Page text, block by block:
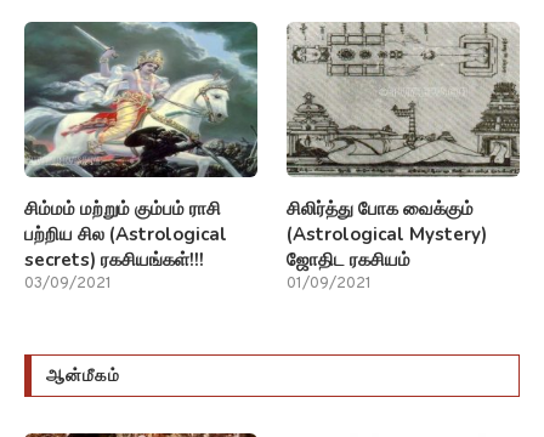
சிம்மம் மற்றும் கும்பம் ராசி
பற்றிய சில (Astrological
secrets) ரகசியங்கள்!!!
03/09/2021
சிலிர்த்து போக வைக்கும்
(Astrological Mystery)
ஜோதிட ரகசியம்
01/09/2021
ஆன்மீகம்